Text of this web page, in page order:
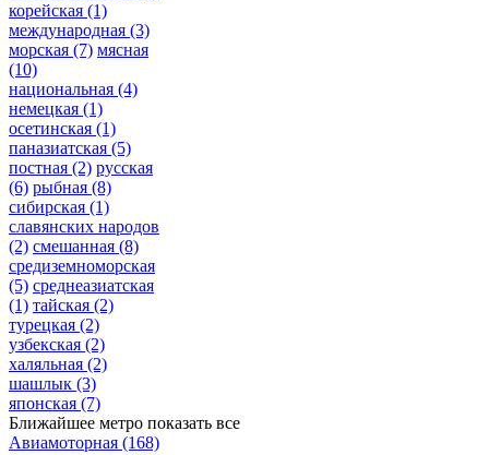
корейская (1)
международная (3)
морская (7) мясная
(10)
национальная (4)
немецкая (1)
осетинская (1)
паназиатская (5)
постная (2) русская
(6) рыбная (8)
сибирская (1)
славянских народов
(2) смешанная (8)
средиземноморская
(5) среднеазиатская
(1) тайская (2)
турецкая (2)
узбекская (2)
халяльная (2)
шашлык (3)
японская (7)
Ближайшее метро показать все
Авиамоторная (168)